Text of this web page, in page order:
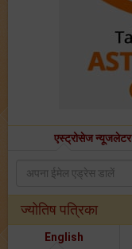
एस्ट्रोसेज न्यूजलेटर
ज्योतिष पत्रिका
English